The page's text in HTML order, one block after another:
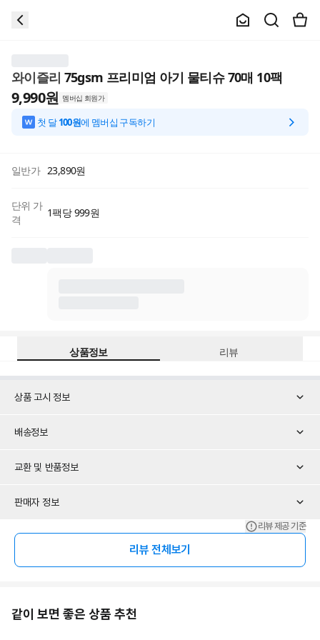
와이즐리 75gsm 프리미엄 아기 물티슈 70매 10팩
9,990원 멤버십 회원가
첫 달100원에 멤버십 구독하기
일반가 23,890원
단위 가
격
1팩당 999원
상품정보 리뷰
상품 고시 정보
배송정보
교환 및 반품정보
판매자 정보
리뷰 제공 기준
리뷰 전체보기
같이 보면 좋은 상품 추천